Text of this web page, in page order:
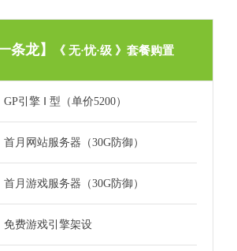
条龙】 《 无·忧·级 》套餐购置
GP引擎 Ⅰ 型（单价5200）
首月网站服务器（30G防御）
首月游戏服务器（30G防御）
免费游戏引擎架设